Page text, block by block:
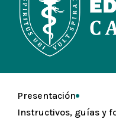
Presentación
Instructivos, guías y